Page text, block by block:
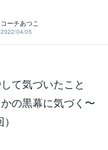
。なにかしらあなたの参考に
－－－－－－ーーー〜予告〜①
大逆転のきっかけ④成幸して
結婚===============私は34
どお付き合いした方がいます
ずは自分の気持ちを落ち着け
見つけてしまったことを電話
ら約束してくれました。気持ち
来たのですが…夫は今回の不倫に
コーチあつこ
2022/04/05
て気づいたこと
の黒幕に気づく〜